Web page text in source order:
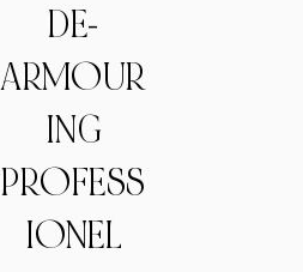
DE-
ARMOUR
ING
PROFESS
IONEL